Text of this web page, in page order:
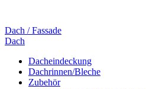
Dach / Fassade
Dach
Dacheindeckung
Dachrinnen/Bleche
Zubehör